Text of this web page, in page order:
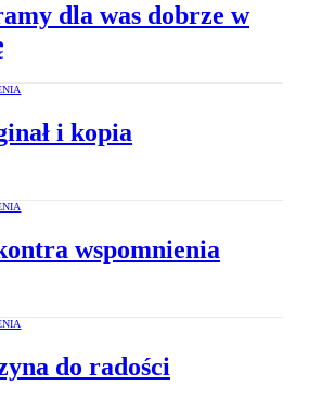
dla was dobrze w
i kopia
wspomnienia
do radości